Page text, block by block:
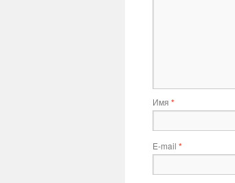
Имя *
E-mail *